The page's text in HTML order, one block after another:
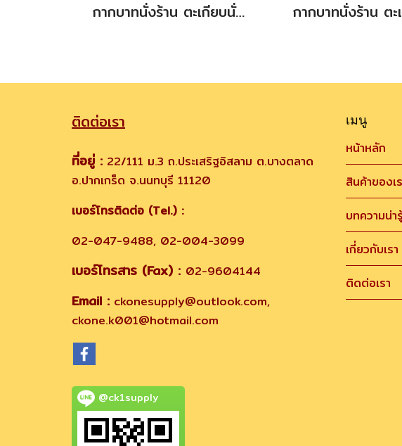
กากบาทนั่งร้าน ตะเกียบนั่งร้าน สินค้าใหม่ (new) ขนาด 1.70 m.
ติดต่อเรา
ที่อยู่ : 22/111 ม.3 ถ.ประเสริฐอิสลาม ต.บางตลาด
อ.ปากเกร็ด จ.นนทบุรี 11120
เบอร์โทรติดต่อ (Tel.) :
02-047-9488, 02-004-3099
เบอร์โทรสาร (Fax) : 02-9604144
Email : ckonesupply@outlook.com,
ckone.k001@hotmail.com
@ck1supply
เมนู
หน้าหลัก
สินค้าของเ
บทความน่า
เกี่ยวกับเรา
ติดต่อเรา